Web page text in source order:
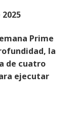
Prime
la
de cuatro
ejecutar